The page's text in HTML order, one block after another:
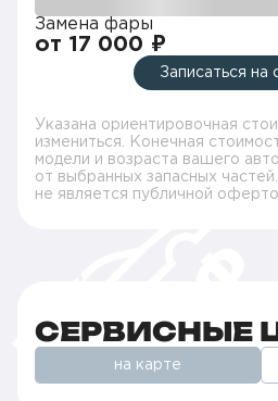
Замена фары
от 17 000 ₽
Записаться на
Указана ориентировочная
измениться. Конечная
модели и возраста вашего
от выбранных запасных
не является публичной
СЕРВИСНЫЕ
на карте